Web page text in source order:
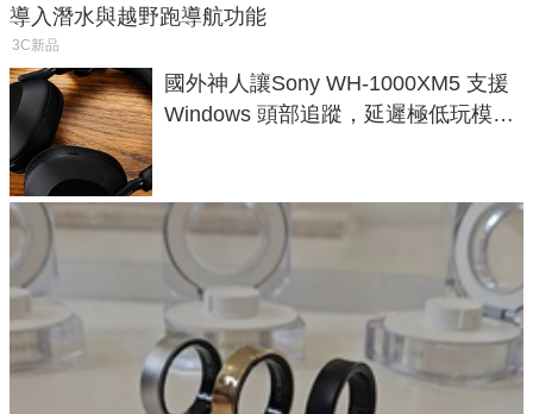
導入潛水與越野跑導航功能
3C新品
國外神人讓Sony WH-1000XM5 支援
Windows 頭部追蹤，延遲極低玩模擬